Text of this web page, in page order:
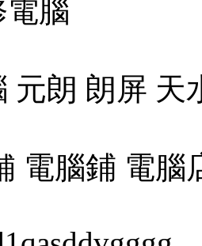
腦
元朗 朗屏 天
電腦鋪 電腦